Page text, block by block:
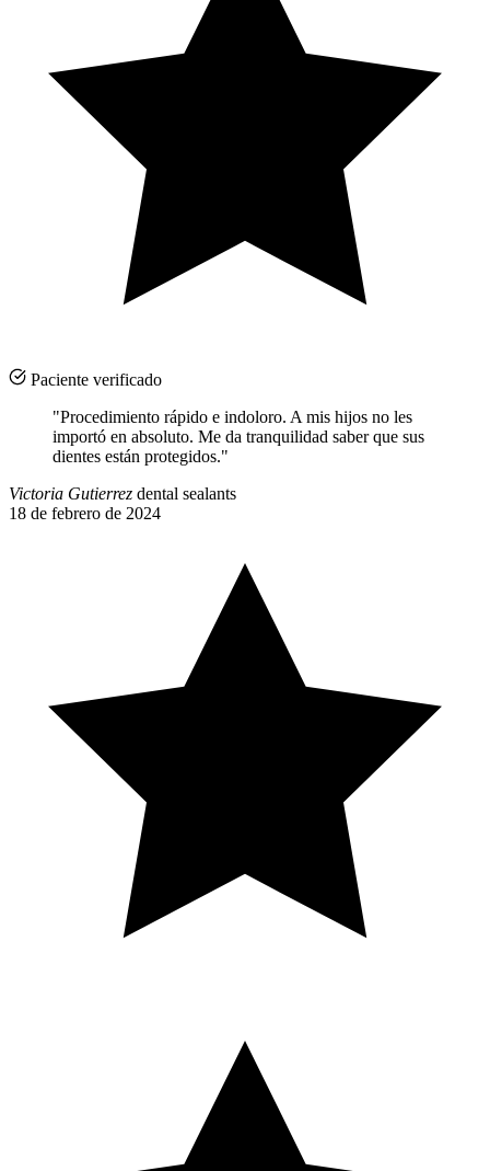
Paciente verificado
"Procedimiento rápido e indoloro. A mis hijos no les
importó en absoluto. Me da tranquilidad saber que sus
dientes están protegidos."
Victoria Gutierrez dental sealants
18 de febrero de 2024